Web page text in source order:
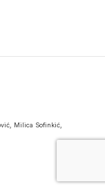
Milica Sofinkić,